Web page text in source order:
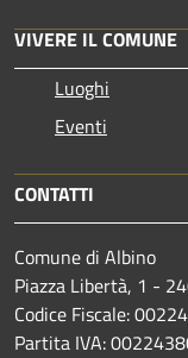
VIVERE IL COMUNE
Luoghi
Eventi
CONTATTI
Comune di Albino
Piazza Libertà, 1 -
Codice Fiscale:
Partita IVA: